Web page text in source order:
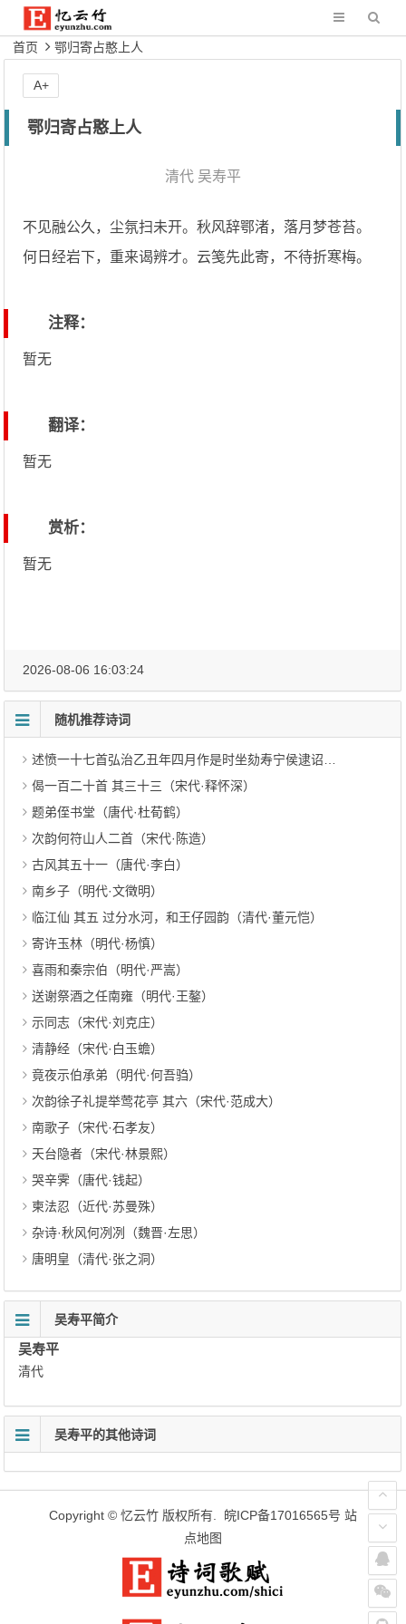
首页 鄂归寄占憨上人
鄂归寄占憨上人
清代 吴寿平
不见融公久，尘氛扫未开。秋风辞鄂渚，落月梦苍苔。
何日经岩下，重来谒辨才。云笺先此寄，不待折寒梅。
注释：
暂无
翻译：
暂无
赏析：
暂无
A+
2026-08-06 16:03:24
随机推荐诗词
述愤一十七首弘治乙丑年四月作是时坐劾寿宁侯逮诏狱 其十（明代·李梦阳）
偈一百二十首 其三十三（宋代·释怀深）
题弟侄书堂（唐代·杜荀鹤）
次韵何符山人二首（宋代·陈造）
古风其五十一（唐代·李白）
南乡子（明代·文徵明）
临江仙 其五 过分水河，和王仔园韵（清代·董元恺）
寄许玉林（明代·杨慎）
喜雨和秦宗伯（明代·严嵩）
送谢祭酒之任南雍（明代·王鏊）
示同志（宋代·刘克庄）
清静经（宋代·白玉蟾）
竟夜示伯承弟（明代·何吾驺）
次韵徐子礼提举莺花亭 其六（宋代·范成大）
南歌子（宋代·石孝友）
天台隐者（宋代·林景熙）
哭辛霁（唐代·钱起）
柬法忍（近代·苏曼殊）
杂诗·秋风何冽冽（魏晋·左思）
唐明皇（清代·张之洞）
吴寿平简介
吴寿平
清代
吴寿平的其他诗词
Copyright © 忆云竹 版权所有. 皖ICP备17016565号 站
点地图